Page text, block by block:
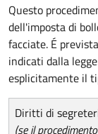
Questo
dell'imposta di
facciate. É
indicati dalla
esplicitamente il
Diritti di
(se il